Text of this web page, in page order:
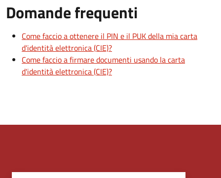
Domande frequenti
Come faccio a ottenere il PIN e il PUK della mia carta
d'identità elettronica (CIE)?
Come faccio a firmare documenti usando la carta
d'identità elettronica (CIE)?